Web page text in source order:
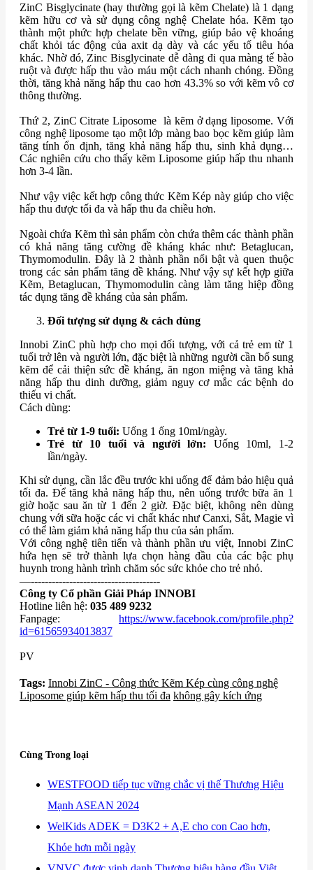
ZinC Bisglycinate (hay thường gọi là kẽm Chelate) là 1 dạng
kẽm hữu cơ và sử dụng công nghệ Chelate hóa. Kẽm tạo
thành một phức hợp chelate bền vững, giúp bảo vệ khoáng
chất khỏi tác động của axit dạ dày và các yếu tố tiêu hóa
khác. Nhờ đó, Zinc Bisglycinate dễ dàng đi qua màng tế bào
ruột và được hấp thu vào máu một cách nhanh chóng. Đồng
thời, tăng khả năng hấp thu cao hơn 43.3% so với kẽm vô cơ
thông thường.
Thứ 2, ZinC Citrate Liposome là kẽm ở dạng liposome. Với
công nghệ liposome tạo một lớp màng bao bọc kẽm giúp làm
tăng tính ổn định, tăng khả năng hấp thu, sinh khả dụng…
Các nghiên cứu cho thấy kẽm Liposome giúp hấp thu nhanh
hơn 3-4 lần.
Như vậy việc kết hợp công thức Kẽm Kép này giúp cho việc
hấp thu được tối đa và hấp thu đa chiều hơn.
Ngoài chứa Kẽm thì sản phẩm còn chứa thêm các thành phần
có khả năng tăng cường đề kháng khác như: Betaglucan,
Thymomodulin. Đây là 2 thành phần nổi bật và quen thuộc
trong các sản phẩm tăng đề kháng. Như vậy sự kết hợp giữa
Kẽm, Betaglucan, Thymomodulin càng làm tăng hiệp đồng
tác dụng tăng đề kháng của sản phẩm.
Đối tượng sử dụng & cách dùng
Innobi ZinC phù hợp cho mọi đối tượng, với cả trẻ em từ 1
tuổi trở lên và người lớn, đặc biệt là những người cần bổ sung
kẽm để cải thiện sức đề kháng, ăn ngon miệng và tăng khả
năng hấp thu dinh dưỡng, giảm nguy cơ mắc các bệnh do
thiếu vi chất.
Cách dùng:
Trẻ từ 1-9 tuổi: Uống 1 ống 10ml/ngày.
Trẻ từ 10 tuổi và người lớn: Uống 10ml, 1-2
lần/ngày.
Khi sử dụng, cần lắc đều trước khi uống để đảm bảo hiệu quả
tối đa. Để tăng khả năng hấp thu, nên uống trước bữa ăn 1
giờ hoặc sau ăn từ 1 đến 2 giờ. Đặc biệt, không nên dùng
chung với sữa hoặc các vi chất khác như Canxi, Sắt, Magie vì
có thể làm giảm khả năng hấp thu của sản phẩm.
Với công nghệ tiên tiến và thành phần ưu việt, Innobi ZinC
hứa hẹn sẽ trở thành lựa chọn hàng đầu của các bậc phụ
huynh trong hành trình chăm sóc sức khỏe cho trẻ nhỏ.
—-------------------------------------
Công ty Cổ phần Giải Pháp INNOBI
Hotline liên hệ: 035 489 9232
Fanpage: https://www.facebook.com/profile.php?
id=61565934013837
PV
Tags: ​Innobi ZinC - Công thức Kẽm Kép cùng công nghệ
Liposome giúp kẽm hấp thu tối đa không gây kích ứng
Cùng Trong loại
​WESTFOOD tiếp tục vững chắc vị thế Thương Hiệu
Mạnh ASEAN 2024
​WelKids ADEK = D3K2 + A,E cho con Cao hơn,
Khỏe hơn mỗi ngày